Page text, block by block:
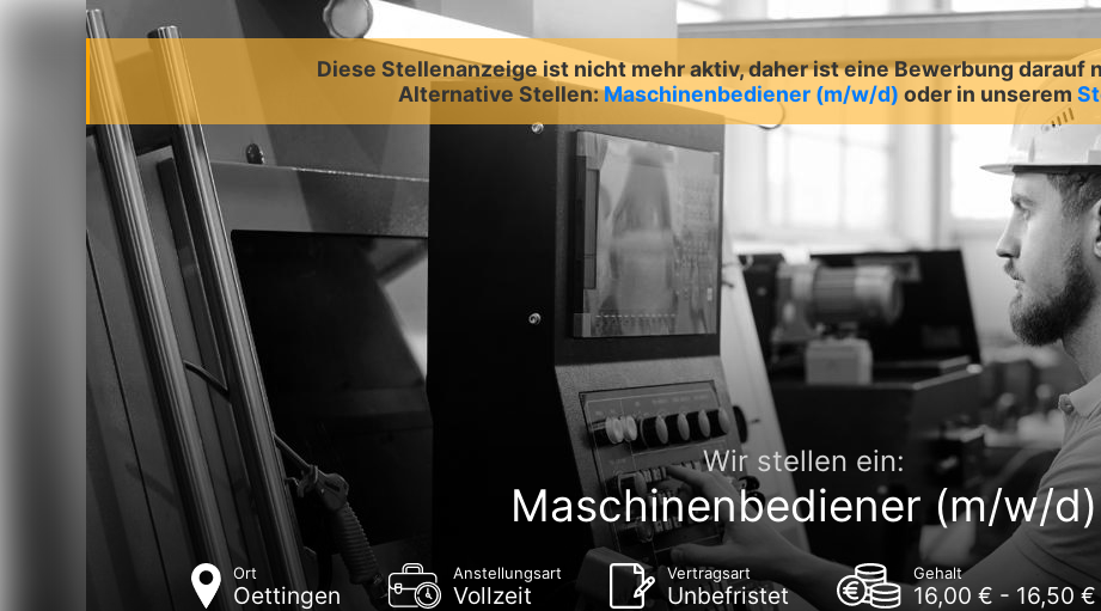
Diese Stellenanzeige ist nicht mehr aktiv, daher ist eine Bewerbung darauf
Alternative Stellen:Maschinenbediener (m/w/d) oder in unserem
Wir stellen ein:
Maschinenbediener (m/w/d)
Ort
Oettingen
Anstellungsart
Vollzeit
Vertragsart
Unbefristet
Gehalt
16,00 € - 16,50